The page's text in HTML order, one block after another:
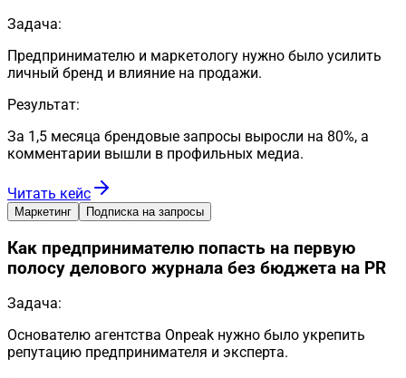
Задача:
Предпринимателю и маркетологу нужно было усилить
личный бренд и влияние на продажи.
Результат:
За 1,5 месяца брендовые запросы выросли на 80%, а
комментарии вышли в профильных медиа.
Читать кейс
Маркетинг Подписка на запросы
Как предпринимателю попасть на первую
полосу делового журнала без бюджета на PR
Задача:
Основателю агентства Onpeak нужно было укрепить
репутацию предпринимателя и эксперта.